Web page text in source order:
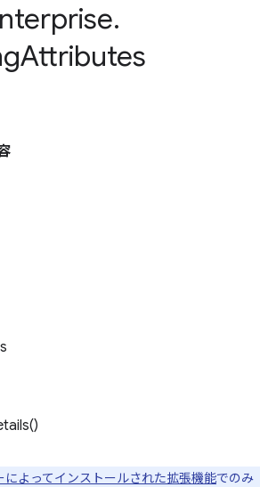
.
Attributes
によってインストールされた拡張機能でのみ